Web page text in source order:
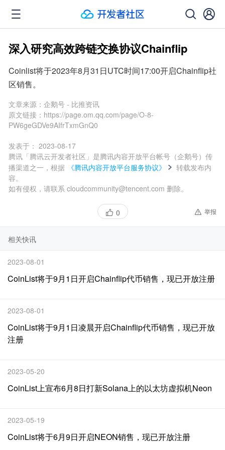
深入研究高效跨链交换协议Chainflip
Coinlist将于2023年8月31日UTC时间17:00开启Chainflip社
区销售。
文章来源： 企鹅号 - 比推资讯
原文链接： https://page.om.qq.com/page/O-8-
PW6geGDVe9AIfrTxmGnQ0
发表于： 2023-08-17
腾讯「腾讯云开发者社区」是腾讯内容开放平台帐号（企鹅号）传
播渠道之一，根据
《腾讯内容开放平台服务协议》
转载发布内
容。
如有侵权，请联系 cloudcommunity@tencent.com 删除。
0 举报
相关快讯
2023-08-01
CoinList将于9月1日开启Chainflip代币销售，现已开放注册
2023-08-01
CoinList将于9月1日凌晨开启Chainflip代币销售，现已开放
注册
2023-05-20
CoinList上宣布6月8日打新Solana上的以太坊虚拟机Neon
2023-05-19
CoinList将于6月9日开启NEON销售，现已开放注册